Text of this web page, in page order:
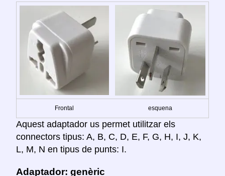
Frontal esquena
Aquest adaptador us permet utilitzar els
connectors tipus: A, B, C, D, E, F, G, H, I, J, K,
L, M, N en tipus de punts: I.
Adaptador: genèric